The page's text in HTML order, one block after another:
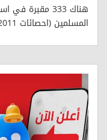
المسلمين (احصائات 2011)